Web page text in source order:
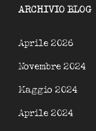
ARCHIVIO BLOG
Aprile 2026
Novembre 2024
Maggio 2024
Aprile 2024